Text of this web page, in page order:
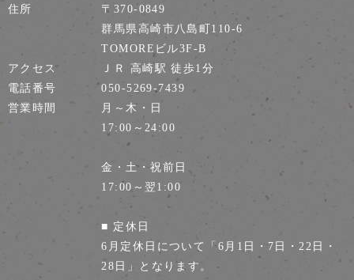
住所
〒370-0849
群馬県高崎市八島町110-6
TOMOREビル3F-B
アクセス
ＪＲ 高崎駅 徒歩1分
電話番号
050-5269-7439
営業時間
月～木・日
17:00～24:00
金・土・祝前日
17:00～翌1:00
■ 定休日
6月定休日について「6月1日・7日・22日・
28日」となります。